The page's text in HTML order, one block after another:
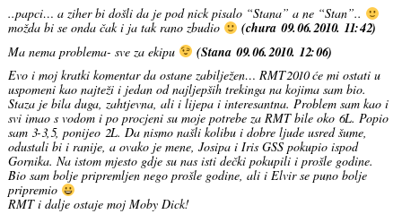
..papci… a ziher bi došli da je pod nick pisalo “Stana” a ne “Stan”..
možda bi se onda čak i ja tak rano zbudio
(chura 09.06.2010. 11:42)
Ma nema problema- sve za ekipu (Stana 09.06.2010. 12:06)
Evo i moj kratki komentar da ostane zabilježen… RMT2010 će mi ostati u
uspomeni kao najteži i jedan od najljepših trekinga na kojima sam bio.
Staza je bila duga, zahtjevna, ali i lijepa i interesantna. Problem sam kao i
svi imao s vodom i po procjeni su moje potrebe za RMT bile oko 6L. Popio
sam 3-3,5, ponijeo 2L. Da nismo našli kolibu i dobre ljude usred šume,
odustali bi i ranije, a ovako je mene, Josipa i Iris GSS pokupio ispod
Gornika. Na istom mjesto gdje su nas isti dečki pokupili i prošle godine.
Bio sam bolje pripremljen nego prošle godine, ali i Elvir se puno bolje
pripremio
RMT i dalje ostaje moj Moby Dick!